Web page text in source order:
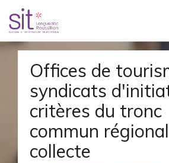
i
Offices de
syndicats
critères du tronc
commun
collecte